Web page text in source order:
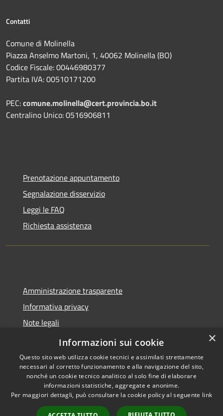
Contatti
Comune di Molinella
Piazza Anselmo Martoni, 1, 40062 Molinella (BO)
Codice Fiscale: 00446980377
Partita IVA: 00510171200
PEC:comune.molinella@cert.provincia.bo.it
Centralino Unico: 0516906811
Prenotazione appuntamento
Segnalazione disservizio
Leggi le FAQ
Richiesta assistenza
Amministrazione trasparente
Informativa privacy
Note legali
Dichiarazione di accessibilità
Accessibilità
Copyright © 2026 • Comune di
Molinella • Powered by
Municipium• Accesso
×
Informazioni sui cookie
Questo sito web utilizza cookie tecnici e assimilati strettamente
necessari al corretto funzionamento e alla navigazione del sito,
nonché un cookie tecnico analitico al solo fine di elaborare
informazioni statistiche, aggregate e anonime.
Per maggiori dettagli, può consultare la cookie policy al seguente link